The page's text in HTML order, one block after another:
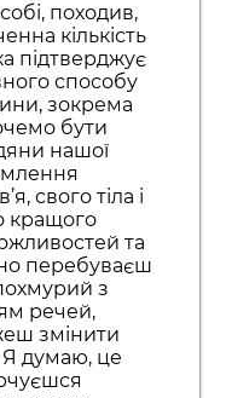
походив,
кількість
підтверджує
способу
зокрема
бути
нашої
свого тіла і
кращого
та
перебуваєш
з
речей,
змінити
Я думаю, це